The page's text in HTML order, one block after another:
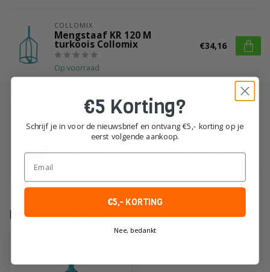
COLLOMIX
Mengstaaf KR 120 M
turkoois Collomix
Op voorraad
€34,16
Heeft u vragen over dit product?
Of heeft u hulp nodig bij het plaatsen van uw
Neem dan gerust contact op met onze
Recent bekeken
€5 Korting?
Schrijf je in voor de nieuwsbrief en ontvang €5,- korting op je
eerst volgende aankoop.
Email
€5,- KORTING
Nee, bedankt